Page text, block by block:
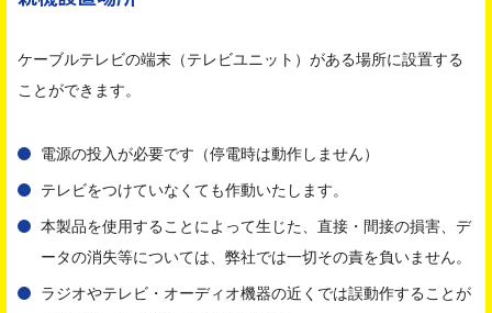
ケーブルテレビの端末（テレビユニット）がある場所に設置する
ことができます。
電源の投入が必要です（停電時は動作しません）
テレビをつけていなくても作動いたします。
本製品を使用することによって生じた、直接・間接の損害、デ
ータの消失等については、弊社では一切その責を負いません。
ラジオやテレビ・オーディオ機器の近くでは誤動作することが